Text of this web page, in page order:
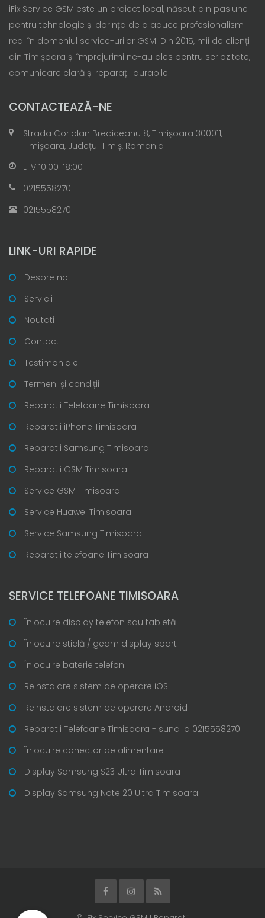
iFix Service GSM este un proiect local, născut din pasiune
pentru tehnologie și dorința de a aduce profesionalism
real în domeniul service-urilor GSM. Din 2015, mii de clienți
din Timișoara și împrejurimi ne-au ales pentru seriozitate,
comunicare clară și reparații durabile.
CONTACTEAZĂ-NE
Strada Coriolan Brediceanu 8, Timișoara 300011,
Timișoara, Județul Timiș, Romania
L-V 10:00-18:00
0215558270
0215558270
LINK-URI RAPIDE
Despre noi
Servicii
Noutati
Contact
Testimoniale
Termeni și condiții
Reparatii Telefoane Timisoara
Reparatii iPhone Timisoara
Reparatii Samsung Timisoara
Reparatii GSM Timisoara
Service GSM Timisoara
Service Huawei Timisoara
Service Samsung Timisoara
Reparatii telefoane Timisoara
SERVICE TELEFOANE TIMISOARA
Înlocuire display telefon sau tabletă
Înlocuire sticlă / geam display spart
Înlocuire baterie telefon
Reinstalare sistem de operare iOS
Reinstalare sistem de operare Android
Reparatii Telefoane Timisoara - suna la 0215558270
Înlocuire conector de alimentare
Display Samsung S23 Ultra Timisoara
Display Samsung Note 20 Ultra Timisoara